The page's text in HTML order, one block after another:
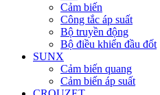
Cảm biến
Công tắc áp suất
Bộ truyền động
Bộ điều khiển đầu đốt
SUNX
Cảm biến quang
Cảm biến áp suất